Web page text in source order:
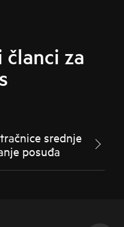
članci za
srednje
posuđa